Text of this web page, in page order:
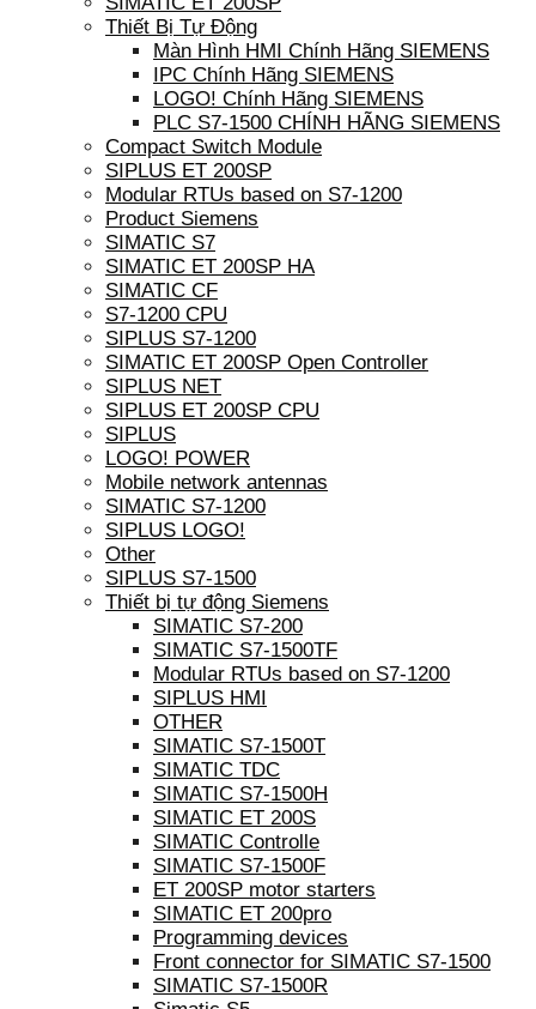
Thiết Bị Tự Động
Màn Hình HMI Chính Hãng SIEMENS
IPC Chính Hãng SIEMENS
LOGO! Chính Hãng SIEMENS
PLC S7-1500 CHÍNH HÃNG SIEMENS
Compact Switch Module
SIPLUS ET 200SP
Modular RTUs based on S7-1200
Product Siemens
SIMATIC S7
SIMATIC ET 200SP HA
SIMATIC CF
S7-1200 CPU
SIPLUS S7-1200
SIMATIC ET 200SP Open Controller
SIPLUS NET
SIPLUS ET 200SP CPU
SIPLUS
LOGO! POWER
Mobile network antennas
SIMATIC S7-1200
SIPLUS LOGO!
Other
SIPLUS S7-1500
Thiết bị tự động Siemens
SIMATIC S7-200
SIMATIC S7-1500TF
Modular RTUs based on S7-1200
SIPLUS HMI
OTHER
SIMATIC S7-1500T
SIMATIC TDC
SIMATIC S7-1500H
SIMATIC ET 200S
SIMATIC Controlle
SIMATIC S7-1500F
ET 200SP motor starters
SIMATIC ET 200pro
Programming devices
Front connector for SIMATIC S7-1500
SIMATIC S7-1500R